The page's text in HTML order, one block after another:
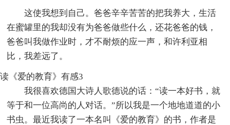
这使我想到自己。爸爸辛辛苦苦的把我养大，生活
在蜜罐里的我却没有为爸爸做些什么，还花爸爸的钱，
爸爸叫我做作业时，才不耐烦的应一声，和许利亚相
比，我差远了。
读《爱的教育》有感3
我很喜欢德国大诗人歌德说的话：“读一本好书，就
等于和一位高尚的人对话。”所以我是一个地地道道的小
书虫。最近我读了一本名叫《爱的教育》的书，作者是